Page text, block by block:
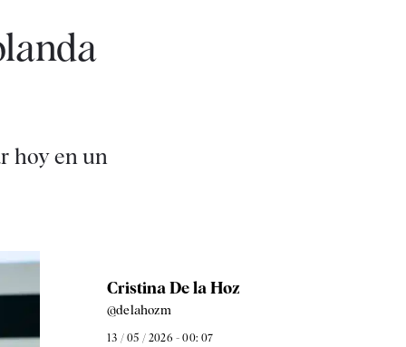
hoy en un
Cristina De la Hoz
@delahozm
13 / 05 / 2026 - 00: 07